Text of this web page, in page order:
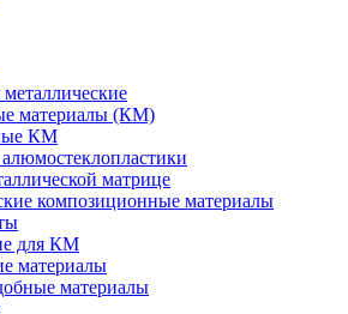
материалы (КМ)
КМ
матрице
композиционные материалы
для КМ
материалы
материалы